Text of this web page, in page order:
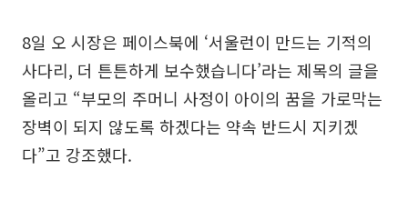
8일 오 시장은 페이스북에 ‘서울런이 만드는 기적의
사다리, 더 튼튼하게 보수했습니다’라는 제목의 글을
올리고 “부모의 주머니 사정이 아이의 꿈을 가로막는
장벽이 되지 않도록 하겠다는 약속 반드시 지키겠
다”고 강조했다.